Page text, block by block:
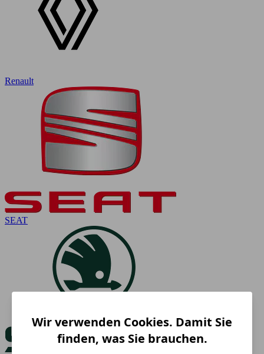
Renault
SEAT
Wir verwenden Cookies. Damit Sie
finden, was Sie brauchen.